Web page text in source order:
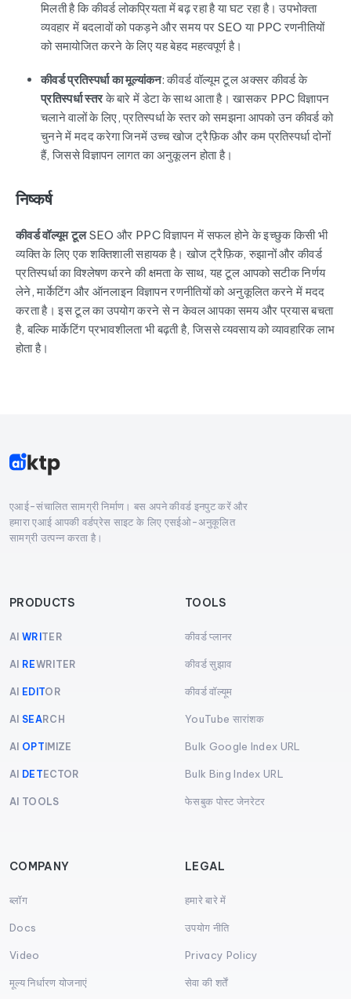
मिलती है कि कीवर्ड लोकप्रियता में बढ़ रहा है या घट रहा है। उपभोक्ता
व्यवहार में बदलावों को पकड़ने और समय पर SEO या PPC रणनीतियों
को समायोजित करने के लिए यह बेहद महत्वपूर्ण है।
कीवर्ड प्रतिस्पर्धा का मूल्यांकन: कीवर्ड वॉल्यूम टूल अक्सर कीवर्ड के
प्रतिस्पर्धा स्तरके बारे में डेटा के साथ आता है। खासकर PPC विज्ञापन
चलाने वालों के लिए, प्रतिस्पर्धा के स्तर को समझना आपको उन कीवर्ड को
चुनने में मदद करेगा जिनमें उच्च खोज ट्रैफ़िक और कम प्रतिस्पर्धा दोनों
हैं, जिससे विज्ञापन लागत का अनुकूलन होता है।
निष्कर्ष
कीवर्ड वॉल्यूम टूलSEO और PPC विज्ञापन में सफल होने के इच्छुक किसी भी
व्यक्ति के लिए एक शक्तिशाली सहायक है। खोज ट्रैफ़िक, रुझानों और कीवर्ड
प्रतिस्पर्धा का विश्लेषण करने की क्षमता के साथ, यह टूल आपको सटीक निर्णय
लेने, मार्केटिंग और ऑनलाइन विज्ञापन रणनीतियों को अनुकूलित करने में मदद
करता है। इस टूल का उपयोग करने से न केवल आपका समय और प्रयास बचता
है, बल्कि मार्केटिंग प्रभावशीलता भी बढ़ती है, जिससे व्यवसाय को व्यावहारिक लाभ
होता है।
एआई-संचालित सामग्री निर्माण। बस अपने कीवर्ड इनपुट करें और
हमारा एआई आपकी वर्डप्रेस साइट के लिए एसईओ-अनुकूलित
सामग्री उत्पन्न करता है।
PRODUCTS
AI WRI TER
AI REWRITER
AI EDITOR
AI SEARCH
AI OPT IMIZE
AI DET ECTOR
AI TOOLS
TOOLS
कीवर्ड प्लानर
कीवर्ड सुझाव
कीवर्ड वॉल्यूम
YouTube सारांशक
Bulk Google Index URL
Bulk Bing Index URL
फेसबुक पोस्ट जेनरेटर
COMPANY
ब्लॉग
Docs
Video
मूल्य निर्धारण योजनाएं
LEGAL
हमारे बारे में
उपयोग नीति
Privacy Policy
सेवा की शर्तें